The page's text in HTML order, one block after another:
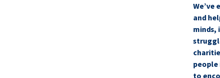
We’ve
and
minds,
people
to